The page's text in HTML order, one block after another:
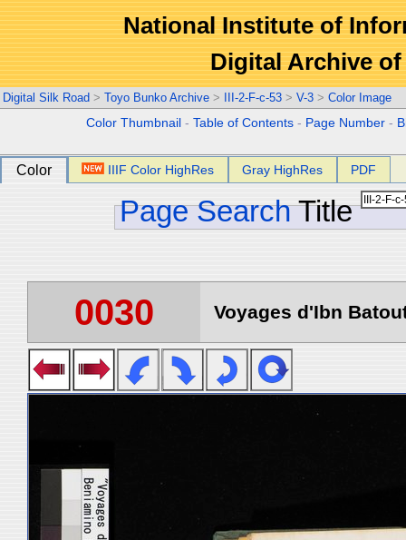
National Institute of
Digital Archive
Digital Silk Road > Toyo Bunko Archive > III-2-F-c-53 > V-3 > Color Image
Color Thumbnail -Table of Contents - Page Number -
Color IIIF Color HighRes Gray HighRes PDF
Page Search Title
0030 Voyages d'Ibn